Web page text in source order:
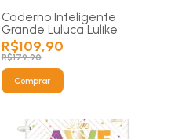
Caderno Inteligente
Grande Luluca Lulike
R$109,90
R$179,90
Comprar